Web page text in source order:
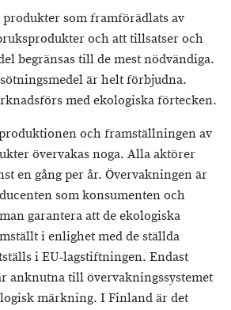
som framförädlats av
och att tillsatser och
begränsas till de mest nödvändiga.
är helt förbjudna.
med ekologiska förtecken.
och framställningen av
övervakas noga. Alla aktörer
en gång per år. Övervakningen är
som konsumenten och
garantera att de ekologiska
i enlighet med de ställda
i EU-lagstiftningen. Endast
anknutna till övervakningssystemet
märkning. I Finland är det